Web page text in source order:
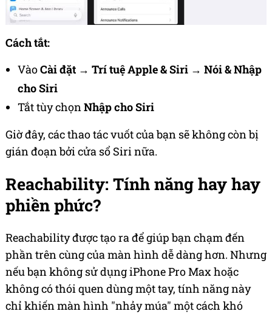
Cách tắt:
VàoCài đặt → Trí tuệ Apple & Siri → Nói & Nhập
cho Siri
Tắt tùy chọn Nhập cho Siri
Giờ đây, các thao tác vuốt của bạn sẽ không còn bị
gián đoạn bởi cửa sổ Siri nữa.
Reachability: Tính năng hay hay
phiền phức?
Reachability được tạo ra để giúp bạn chạm đến
phần trên cùng của màn hình dễ dàng hơn. Nhưng
nếu bạn không sử dụng iPhone Pro Max hoặc
không có thói quen dùng một tay, tính năng này
chỉ khiến màn hình "nhảy múa" một cách khó